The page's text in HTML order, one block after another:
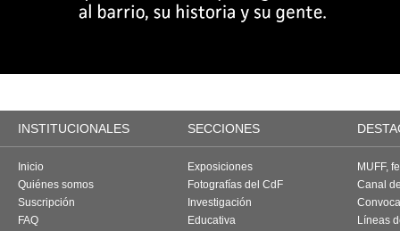
INSTITUCIONALES SECCIONES
Inicio
Quiénes somos
Suscripción
FAQ
Exposiciones
Fotografías del CdF
Investigación
Educativa
MUFF,
Canal
Líneas